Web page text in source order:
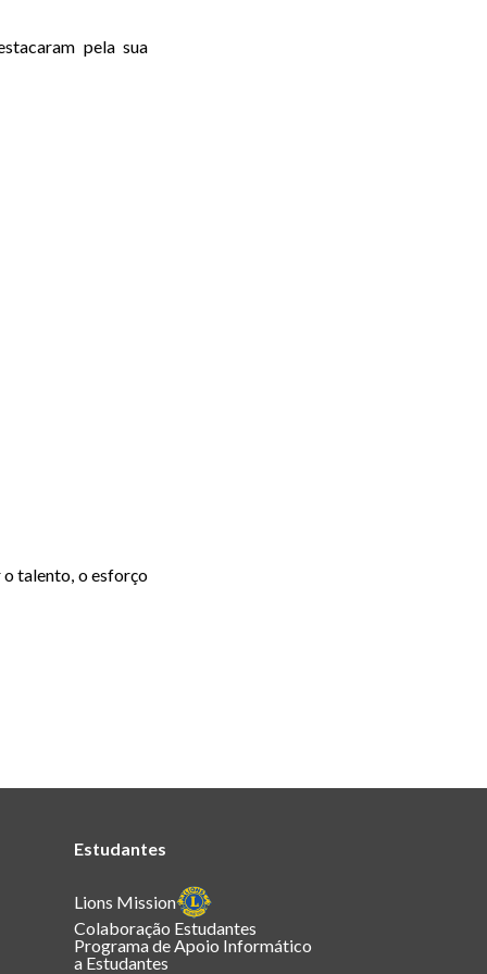
pela sua
talento, o esforço
Estudantes
Lions Mission
Colaboração Estudantes
Programa de Apoio Informático
a Estudantes